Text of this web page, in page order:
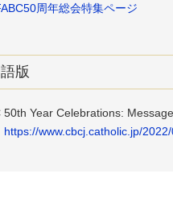
周年総会特集ページ
版
50th Year Celebrations:
https://www.cbcj.catholic.jp/